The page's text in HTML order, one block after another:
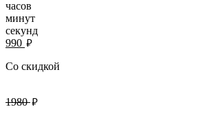
часов
минут
секунд
990 руб.
Со скидкой
1980руб.